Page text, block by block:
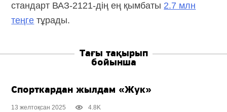
стандарт ВАЗ-2121-дің ең қымбаты 2.7 млн
теңге тұрады.
Тағы тақырып
бойынша
Спорткардан жылдам «Жук»
13 желтоқсан 2025 4.8K